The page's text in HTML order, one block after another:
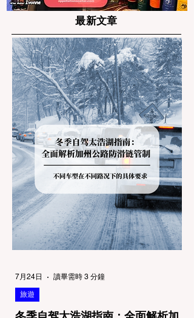
最新文章
旅遊
7月24日 讀畢需時 3 分鐘